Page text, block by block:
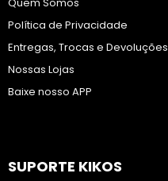
Política de Privacidade
Entregas, Trocas e Devoluções
Nossas Lojas
Baixe nosso APP
SUPORTE KIKOS